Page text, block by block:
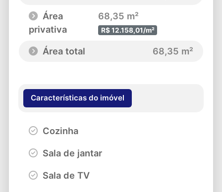
Área
privativa
68,35 m²
R$ 12.158,01/m²
Área total 68,35 m²
Características do imóvel
Cozinha
Sala de jantar
Sala de TV